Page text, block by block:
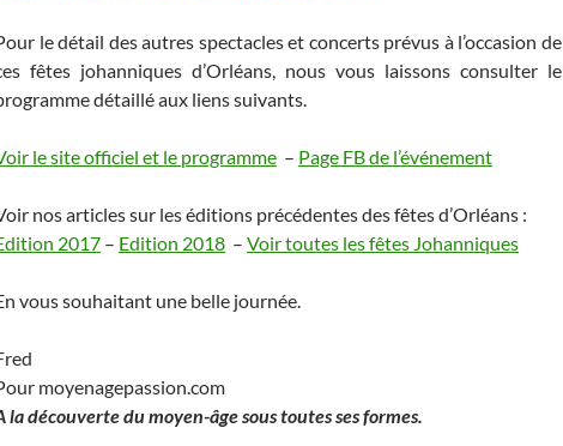
le détail des autres spectacles et concerts prévus à l’occasion de
fêtes johanniques d’Orléans, nous vous laissons consulter le
détaillé aux liens suivants.
le site officiel et le programme – Page FB de l’événement
nos articles sur les éditions précédentes des fêtes d’Orléans :
2017 – Edition 2018 – Voir toutes les fêtes Johanniques
vous souhaitant une belle journée.
moyenagepassion.com
la découverte du moyen-âge sous toutes ses formes.